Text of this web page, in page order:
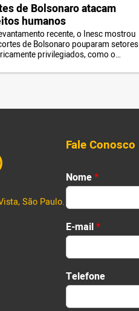
de Bolsonaro atacam
humanos
recente, o Inesc mostrou
de Bolsonaro pouparam setores
privilegiados, como o
com a garantia de direitos
indígenas, foram drasticamente
São Paulo.
Fale Conosco
Nome*
First
E-mail*
Telefone